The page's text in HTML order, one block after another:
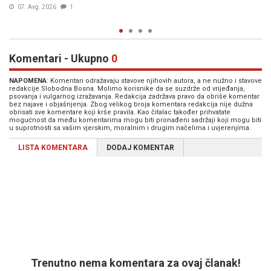
05. Avg. 2026
Komentari - Ukupno 0
NAPOMENA: Komentari odražavaju stavove njihovih autora, a ne nužno i stavove
redakcije Slobodna Bosna. Molimo korisnike da se suzdrže od vrijeđanja,
psovanja i vulgarnog izražavanja. Redakcija zadržava pravo da obriše komentar
bez najave i objašnjenja. Zbog velikog broja komentara redakcija nije dužna
obrisati sve komentare koji krše pravila. Kao čitalac također prihvatate
mogućnost da među komentarima mogu biti pronađeni sadržaji koji mogu biti
u suprotnosti sa vašim vjerskim, moralnim i drugim načelima i uvjerenjima.
LISTA KOMENTARA DODAJ KOMENTAR
Trenutno nema komentara za ovaj članak!